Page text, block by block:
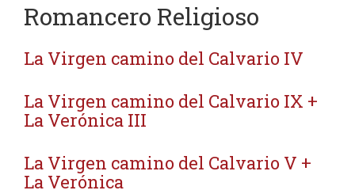
Romancero Religioso
La Virgen camino del Calvario IV
La Virgen camino del Calvario IX +
La Verónica III
La Virgen camino del Calvario V +
La Verónica